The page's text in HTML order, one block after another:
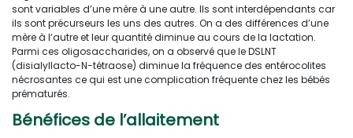
sont variables d’une mère à une autre. Ils sont interdépendants car
ils sont précurseurs les uns des autres. On a des différences d’une
mère à l’autre et leur quantité diminue au cours de la lactation.
Parmi ces oligosaccharides, on a observé que le DSLNT
(disialyllacto-N-tétraose) diminue la fréquence des entérocolites
nécrosantes ce qui est une complication fréquente chez les bébés
prématurés.
Bénéfices de l’allaitement